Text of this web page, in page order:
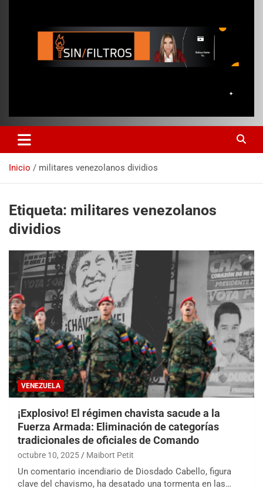
Inicio militares venezolanos dividios
Etiqueta: militares venezolanos
dividios
VENEZUELA
¡Explosivo! El régimen chavista sacude a la
Fuerza Armada: Eliminación de categorías
tradicionales de oficiales de Comando
octubre 10, 2025 Maibort Petit
Un comentario incendiario de Diosdado Cabello, figura
clave del chavismo, ha desatado una tormenta en las…